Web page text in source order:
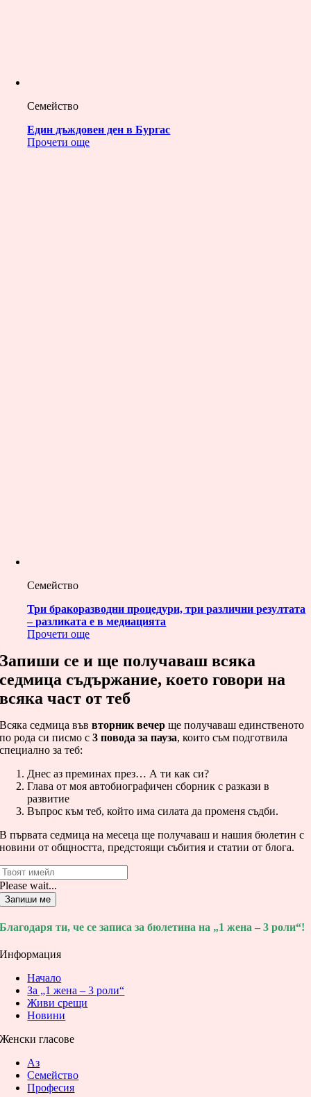
Семейство
Един дъждовен ден в Бургас
Прочети още
Семейство
Три бракоразводни процедури, три различни резултата
– разликата е в медиацията
Прочети още
Запиши се и ще получаваш всяка
седмица съдържание, което говори на
всяка част от теб
Всяка седмица въввторник вечер ще получаваш единственото
по рода си писмо с3 повода за пауза, които съм подготвила
специално за теб:
Днес аз преминах през… А ти как си?
Глава от моя автобиографичен сборник с разкази в
развитие
Въпрос към теб, който има силата да променя съдби.
В първата седмица на месеца ще получаваш и нашия бюлетин с
новини от общността, предстоящи събития и статии от блога.
Please wait...
Запиши ме
Благодаря ти, че се записа за бюлетина на „1 жена – 3 роли“!
Информация
Начало
За „1 жена – 3 роли“
Живи срещи
Новини
Женски гласове
Аз
Семейство
Професия